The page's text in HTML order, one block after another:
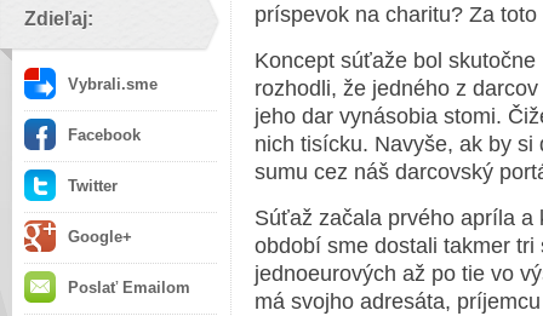
Zdieľaj:
Vybrali.sme
Facebook
Twitter
Google+
Poslať Emailom
príspevok na charitu? Za
Koncept súťaže bol
rozhodli, že jedného z
jeho dar vynásobia stomi.
nich tisícku. Navyše, ak by
sumu cez náš darcovský
Súťaž začala prvého apríla a
období sme dostali takmer
jednoeurových až po tie vo
má svojho adresáta,